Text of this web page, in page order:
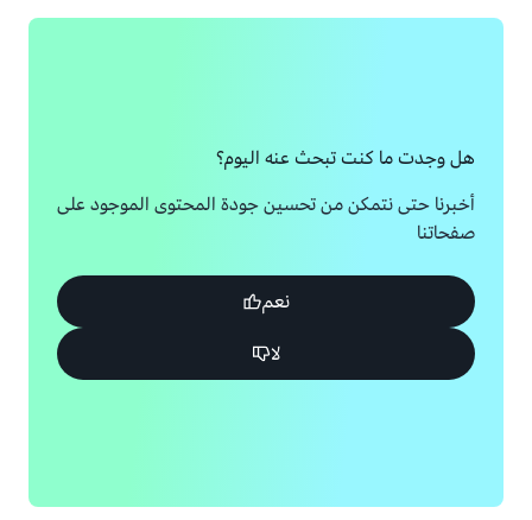
عرض الحل
هل وجدت ما كنت تبحث عنه اليوم؟
أخبرنا حتى نتمكن من تحسين جودة المحتوى الموجود على
صفحاتنا
نعم
لا